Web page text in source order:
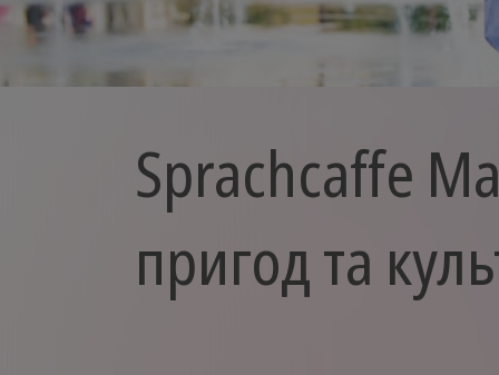
Sprachcaffe
пригод та